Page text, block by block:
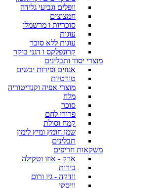
וופלים וגביעי גלידה
חמצוצים
סוכריות ו מרשמלו
עוגות
עוגות ללא סוכר
קרונפלקס ו דגני בוקר
מוצרי יסוד ותבלינים
אגוזים ופירות יבשים
טורטיות
מוצרי אפיה וקנדיטוריה
מלח
סוכר
פרורי לחם
קמח וסולת
שמן חומץ ומיץ לימון
תבלינים
משקאות חריפים
ארק - אוזו וטקילה
בירות
וודקה - גין ורום
וויסקי